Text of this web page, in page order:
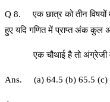
Q 8. एक छात्र को तीन विषयों
हुए यदि गणित में प्राप्त
एक चौथाई है तो अंग्रेजी व
Ans. (a) 64.5 (b) 65.5 (c)